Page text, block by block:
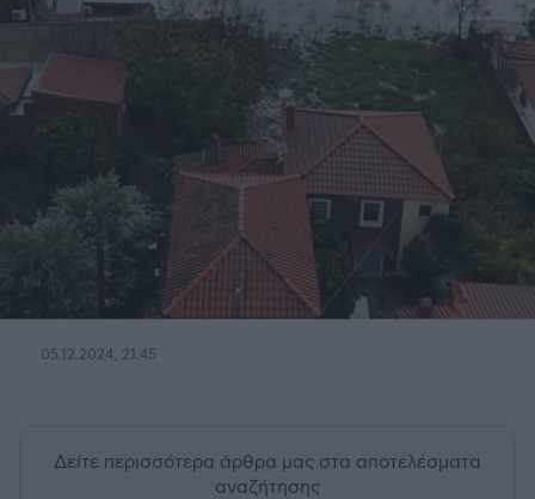
05.12.2024, 21:45
Δείτε περισσότερα άρθρα μας στα αποτελέσματα
αναζήτησης